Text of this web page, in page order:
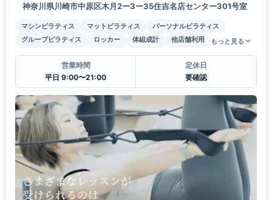
神奈川県川崎市中原区木月2ー3ー35住吉名店センター301号室
マシンピラティス マットピラティス
パーソナルピラティス
グループピラティス
ロッカー 体組成計 他店舗利用 もっと見る
営業時間
平日 9:00〜21:00
定休日
要確認